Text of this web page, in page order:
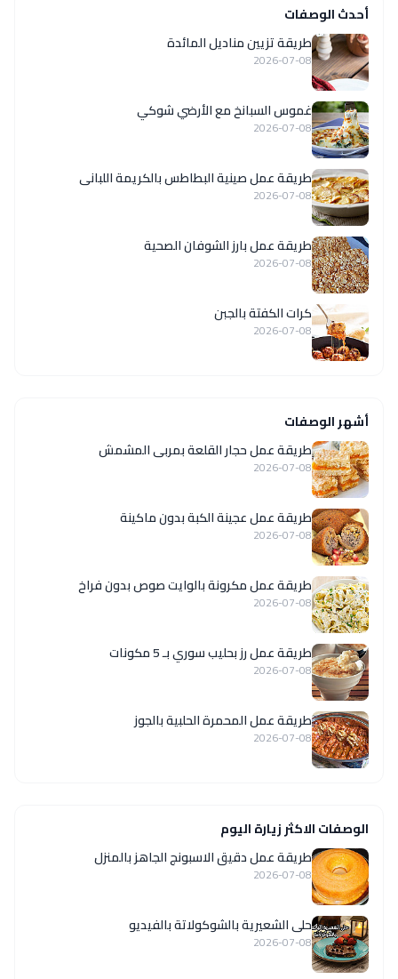
أحدث الوصفات
طريقة تزيين مناديل المائدة
2026-07-08
غموس السبانخ مع الأرضي شوكي
2026-07-08
طريقة عمل صينية البطاطس بالكريمة اللبانى
2026-07-08
طريقة عمل بارز الشوفان الصحية
2026-07-08
كرات الكفتة بالجبن
2026-07-08
أشهر الوصفات
طريقة عمل حجار القلعة بمربى المشمش
2026-07-08
طريقة عمل عجينة الكبة بدون ماكينة
2026-07-08
طريقة عمل مكرونة بالوايت صوص بدون فراخ
2026-07-08
طريقة عمل رز بحليب سوري بـ 5 مكونات
2026-07-08
طريقة عمل المحمرة الحلبية بالجوز
2026-07-08
الوصفات الاكثر زيارة اليوم
طريقة عمل دقيق الاسبونج الجاهز بالمنزل
2026-07-08
حلى الشعيرية بالشوكولاتة بالفيديو
2026-07-08